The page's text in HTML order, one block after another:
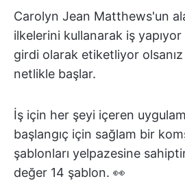
Carolyn Jean Matthews'un
ilkelerini kullanarak iş
girdi olarak etiketliyor
netlikle başlar.
İş için her şeyi içeren
başlangıç için sağlam bir
şablonları yelpazesine
değer 14 şablon. 👀